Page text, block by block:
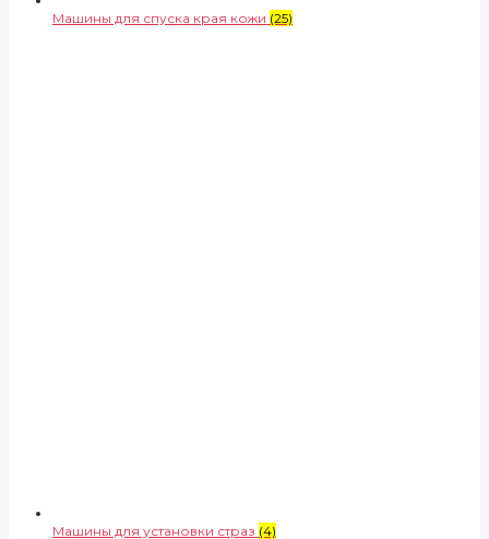
Машины для спуска края кожи (25)
Машины для установки страз (4)